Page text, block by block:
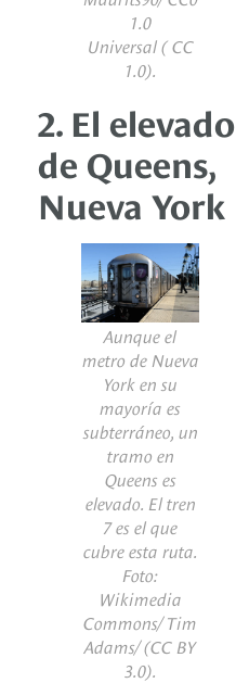
1.0
Universal ( CC
1.0).
2. El elevado
de Queens,
Nueva York
Aunque el
metro de Nueva
York en su
mayoría es
subterráneo, un
tramo en
Queens es
elevado. El tren
7 es el que
cubre esta ruta.
Foto:
Wikimedia
Commons/ Tim
Adams/(CC BY
3.0).